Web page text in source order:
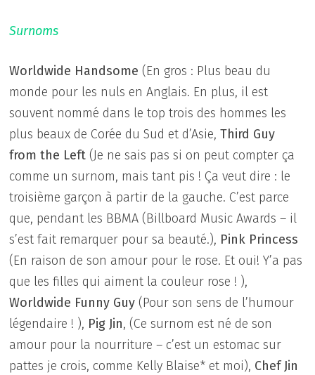
Surnoms
Worldwide Handsome (En gros : Plus beau du
monde pour les nuls en Anglais. En plus, il est
souvent nommé dans le top trois des hommes les
plus beaux de Corée du Sud et d’Asie,Third Guy
from the Left (Je ne sais pas si on peut compter ça
comme un surnom, mais tant pis ! Ça veut dire : le
troisième garçon à partir de la gauche. C’est parce
que, pendant les BBMA (Billboard Music Awards – il
s’est fait remarquer pour sa beauté.), Pink Princess
(En raison de son amour pour le rose. Et oui! Y’a pas
que les filles qui aiment la couleur rose ! ),
Worldwide Funny Guy (Pour son sens de l’humour
légendaire ! ), Pig Jin, (Ce surnom est né de son
amour pour la nourriture – c’est un estomac sur
pattes je crois, comme Kelly Blaise* et moi), Chef Jin